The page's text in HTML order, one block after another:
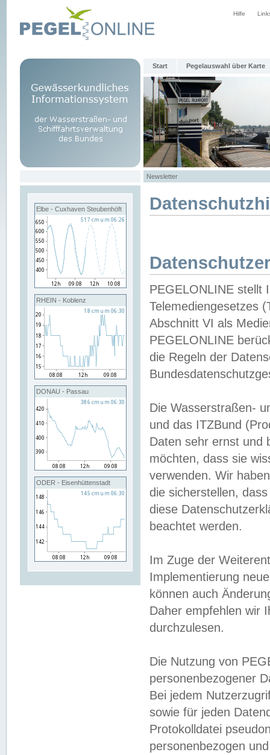
Hilfe
Start Pegelauswahl über Karte
Newsletter
Elbe - Cuxhaven Steubenhöft
RHEIN - Koblenz
DONAU - Passau
ODER - Eisenhüttenstadt
PEGELONLINE stellt
Telemediengesetzes
Abschnitt VI als
PEGELONLINE
die Regeln der
Die Wasserstraßen-
und das ITZBund
Daten sehr ernst und
möchten, dass sie
verwenden. Wir
die sicherstellen,
diese
beachtet werden.
Im Zuge der
Implementierung
können auch
Daher empfehlen wir
durchzulesen.
Die Nutzung von
personenbezogener
Bei jedem
sowie für jeden
Protokolldatei
personenbezogen